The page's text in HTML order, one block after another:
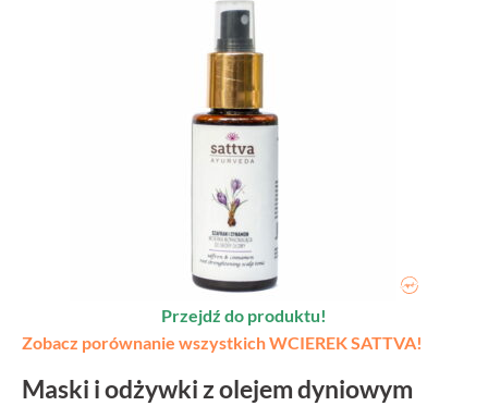
Przejdź do produktu!
Zobacz porównanie wszystkich WCIEREK SATTVA!
Maski i odżywki z olejem dyniowym